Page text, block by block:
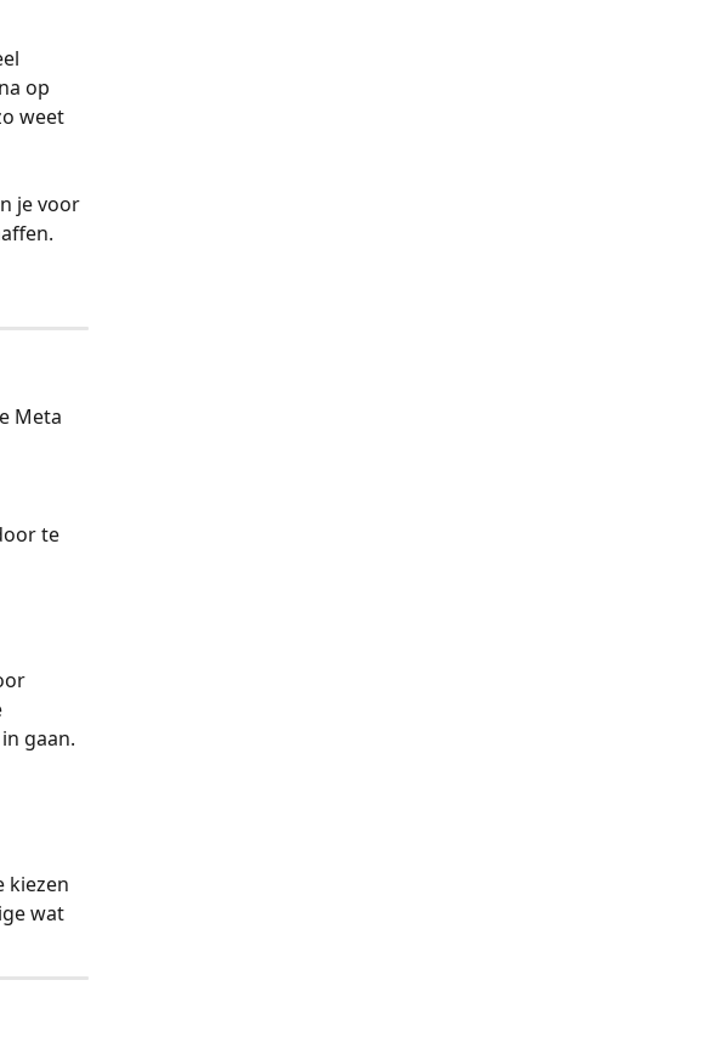
op
weet
je voor
Meta
te
gaan.
kiezen
wat